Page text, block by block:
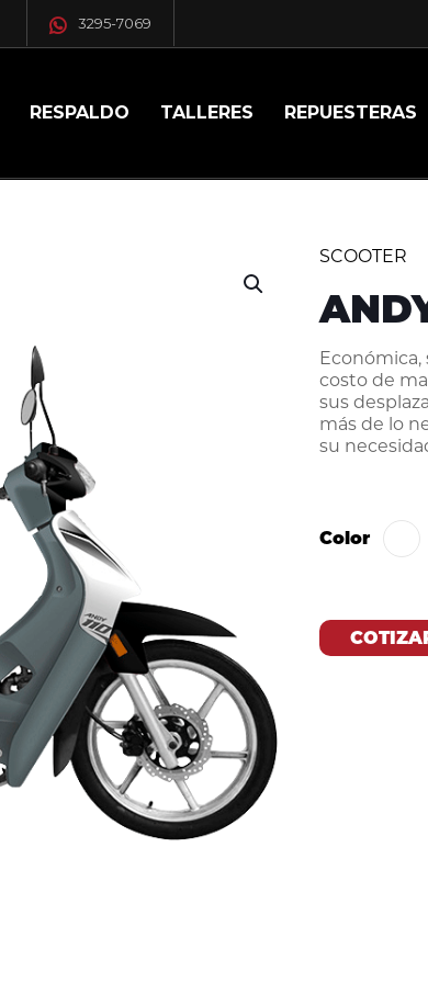
3295-7069
RESPALDO TALLERES REPUESTERAS
SCOOTER
costo de
sus
más de lo
su
Color